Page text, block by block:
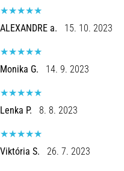
Artikel
anzeigen
ALEXANDRE a. 15. 10. 2023
Monika G. 14. 9. 2023
Lenka P. 8. 8. 2023
Viktória S. 26. 7. 2023